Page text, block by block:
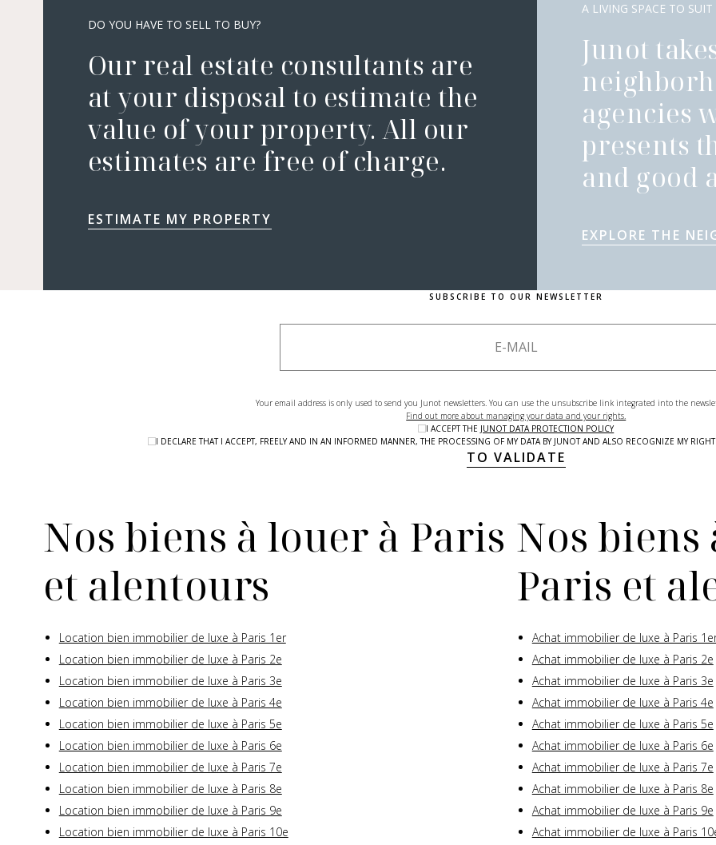
DO YOU HAVE TO SELL TO BUY?
Our real estate consultants are
at your disposal to estimate the
value of your property. All our
estimates are free of charge.
ESTIMATE MY PROPERTY
A LIVING SPACE TO SUIT
Junot
agencies
presents
and good
EXPLORE THE
SUBSCRIBE TO OUR NEWSLETTER
Your email address is only used to send you Junot newsletters. You can use the unsubscribe link integrated into the
Find out more about managing your data and your rights.
I ACCEPT THE JUNOT DATA PROTECTION POLICY
I DECLARE THAT I ACCEPT, FREELY AND IN AN INFORMED MANNER, THE PROCESSING OF MY DATA BY JUNOT AND ALSO RECOGNIZE MY
TO VALIDATE
Nos biens à louer à Paris
et alentours
Location bien immobilier de luxe à Paris 1er
Location bien immobilier de luxe à Paris 2e
Location bien immobilier de luxe à Paris 3e
Location bien immobilier de luxe à Paris 4e
Location bien immobilier de luxe à Paris 5e
Location bien immobilier de luxe à Paris 6e
Location bien immobilier de luxe à Paris 7e
Location bien immobilier de luxe à Paris 8e
Location bien immobilier de luxe à Paris 9e
Location bien immobilier de luxe à Paris 10e
Nos biens
Paris et
Achat immobilier de luxe à Paris
Achat immobilier de luxe à Paris 2e
Achat immobilier de luxe à Paris 3e
Achat immobilier de luxe à Paris 4e
Achat immobilier de luxe à Paris 5e
Achat immobilier de luxe à Paris 6e
Achat immobilier de luxe à Paris 7e
Achat immobilier de luxe à Paris 8e
Achat immobilier de luxe à Paris 9e
Achat immobilier de luxe à Paris